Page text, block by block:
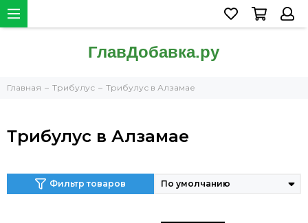
Главная Трибулус Трибулус в Алзамае
Трибулус в Алзамае
Фильтр товаров